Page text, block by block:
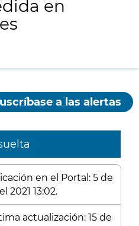
en
a las alertas
en el Portal: 5 de
2021 13:02.
actualización: 15 de